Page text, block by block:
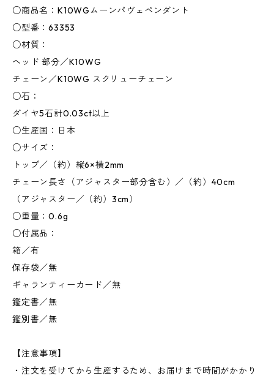
○商品名：K10WGムーンパヴェペンダント
○型番：63353
○材質：
ヘッド 部分／K10WG
チェーン／K10WG スクリューチェーン
○石：
ダイヤ5石計0.03ct以上
○生産国：日本
○サイズ：
トップ／（約）縦6×横2mm
チェーン長さ（アジャスター部分含む）／（約）40cm
（アジャスター／（約）3cm）
○重量：0.6g
○付属品：
箱／有
保存袋／無
ギャランティーカード／無
鑑定書／無
鑑別書／無
【注意事項】
・注文を受けてから生産するため、お届けまで時間がかかり